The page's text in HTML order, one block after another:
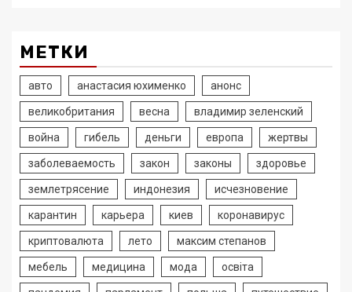
МЕТКИ
авто анастасия юхименко анонс
великобритания весна владимир зеленский
война гибель деньги европа жертвы
заболеваемость закон законы здоровье
землетрясение индонезия исчезновение
карантин карьера киев коронавирус
криптовалюта лето максим степанов
мебель медицина мода освіта